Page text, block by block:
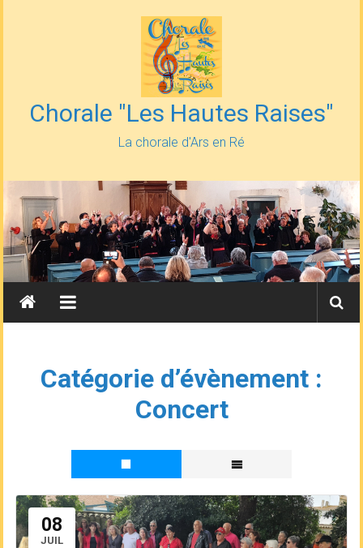
Chorale "Les Hautes Raises"
La chorale d'Ars en Ré
Catégorie d’évènement :
Concert
08
JUIL